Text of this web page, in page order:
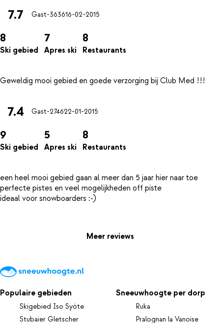
7.7 Gast-363616-02-2015
8
Ski gebied
7
Apres ski
8
Restaurants
7.4 Gast-274622-01-2015
9
Ski gebied
5
Apres ski
8
Restaurants
een heel mooi gebied gaan al meer dan 5 jaar hier naar toe
perfecte pistes en veel mogelijkheden off piste
ideaal voor snowboarders :-)
Meer reviews
Populaire gebieden
Skigebied Iso Syöte
Stubaier Gletscher
Sneeuwhoogte per dorp
Ruka
Pralognan la Vanoise